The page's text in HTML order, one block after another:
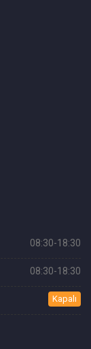
08:30-18:30
08:30-18:30
Kapalı